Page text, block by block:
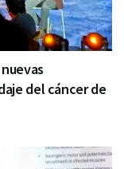
del cáncer de